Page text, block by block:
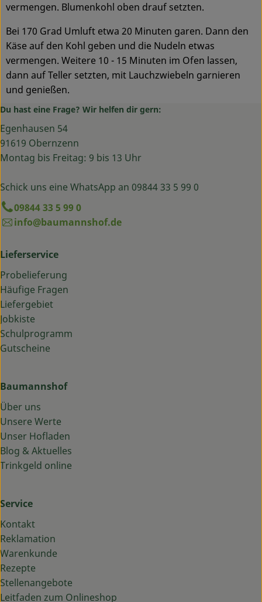
vermengen. Blumenkohl oben drauf setzten.
Bei 170 Grad Umluft etwa 20 Minuten garen. Dann den
Käse auf den Kohl geben und die Nudeln etwas
vermengen. Weitere 10 - 15 Minuten im Ofen lassen,
dann auf Teller setzten, mit Lauchzwiebeln garnieren
und genießen.
Du hast eine Frage? Wir helfen dir gern:
Egenhausen 54
91619 Obernzenn
Montag bis Freitag: 9 bis 13 Uhr
Schick uns eine WhatsApp an 09844 33 5 99 0
09844 33 5 99 0
info@baumannshof.de
Lieferservice
Probelieferung
Häufige Fragen
Liefergebiet
Jobkiste
Schulprogramm
Gutscheine
Baumannshof
Über uns
Unsere Werte
Unser Hofladen
Blog & Aktuelles
Trinkgeld online
Service
Kontakt
Reklamation
Warenkunde
Rezepte
Stellenangebote
Leitfaden zum Onlineshop